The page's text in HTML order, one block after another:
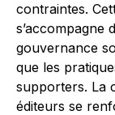
contraintes.
s’accompagne
gouvernance
que les
supporters. La
éditeurs se